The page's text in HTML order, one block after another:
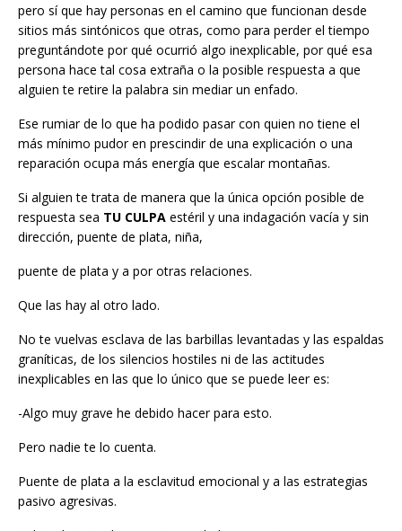
pero sí que hay personas en el camino que funcionan desde
sitios más sintónicos que otras, como para perder el tiempo
preguntándote por qué ocurrió algo inexplicable, por qué esa
persona hace tal cosa extraña o la posible respuesta a que
alguien te retire la palabra sin mediar un enfado.
Ese rumiar de lo que ha podido pasar con quien no tiene el
más mínimo pudor en prescindir de una explicación o una
reparación ocupa más energía que escalar montañas.
Si alguien te trata de manera que la única opción posible de
respuesta sea TU CULPA estéril y una indagación vacía y sin
dirección, puente de plata, niña,
puente de plata y a por otras relaciones.
Que las hay al otro lado.
No te vuelvas esclava de las barbillas levantadas y las espaldas
graníticas, de los silencios hostiles ni de las actitudes
inexplicables en las que lo único que se puede leer es:
-Algo muy grave he debido hacer para esto.
Pero nadie te lo cuenta.
Puente de plata a la esclavitud emocional y a las estrategias
pasivo agresivas.